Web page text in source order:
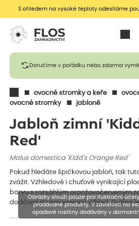
S ohledem na vysoké teploty odesíláme
Doručíme v pořádku nebo zdarma
ovocné stromky a keře
ovocné stromky
jabloně
Jabloň zimní
Red'
Malus domestica 'Kidd's Orange Red'
Pokud hledáte špičkovou jabloň, tak
zvážit. Vzhledově i chuťově vynikající
barvu s rozsáhlým oranžovočerveným
dodávají mramorovaný vzhled. Dužina
Obrázky slouží pouze pro ilustrační
prodávané produkty. V závislosti na
opadavé rostliny dodávány v
Rostliny mohou být také sestřiženy níže,